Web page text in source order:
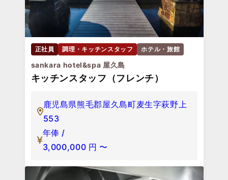
正社員 調理・キッチンスタッフ ホテル・旅館
sankara hotel&spa 屋久島
キッチンスタッフ（フレンチ）
鹿児島県熊毛郡屋久島町麦生字萩野上
553
年俸 /
3,000,000 円 〜